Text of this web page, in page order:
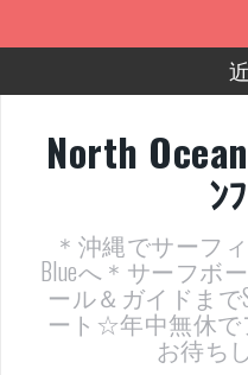
2025
ヤッチマ
支部長就任報告と
North
ﾝ
＊沖縄でサーフ
Blueへ＊サーフボ
ール＆ガイドまで
ート☆年中無休で
お待ち